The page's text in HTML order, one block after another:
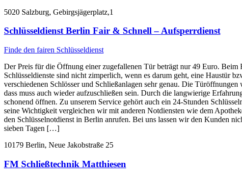
5020 Salzburg, Gebirgsjägerplatz,1
Schlüsseldienst Berlin Fair & Schnell – Aufsperrdienst
Finde den fairen Schlüsseldienst
Der Preis für die Öffnung einer zugefallenen Tür beträgt nur 49 Euro.
Schlüsseldienste sind nicht zimperlich, wenn es darum geht, eine Haustür
verschiedenen Schlösser und Schließanlagen sehr genau. Die
dass muss auch wieder aufzuschließen sein. Durch die langwierige
schonend öffnen. Zu unserem Service gehört auch ein 24-Stunden
seine Wichtigkeit vergleichen wir mit anderen Notdiensten wie dem
den Schlüsselnotdienst in Berlin anrufen. Bei uns lassen wir den Kunden
sieben Tagen […]
10179 Berlin, Neue Jakobstraße 25
FM Schließtechnik Matthiesen